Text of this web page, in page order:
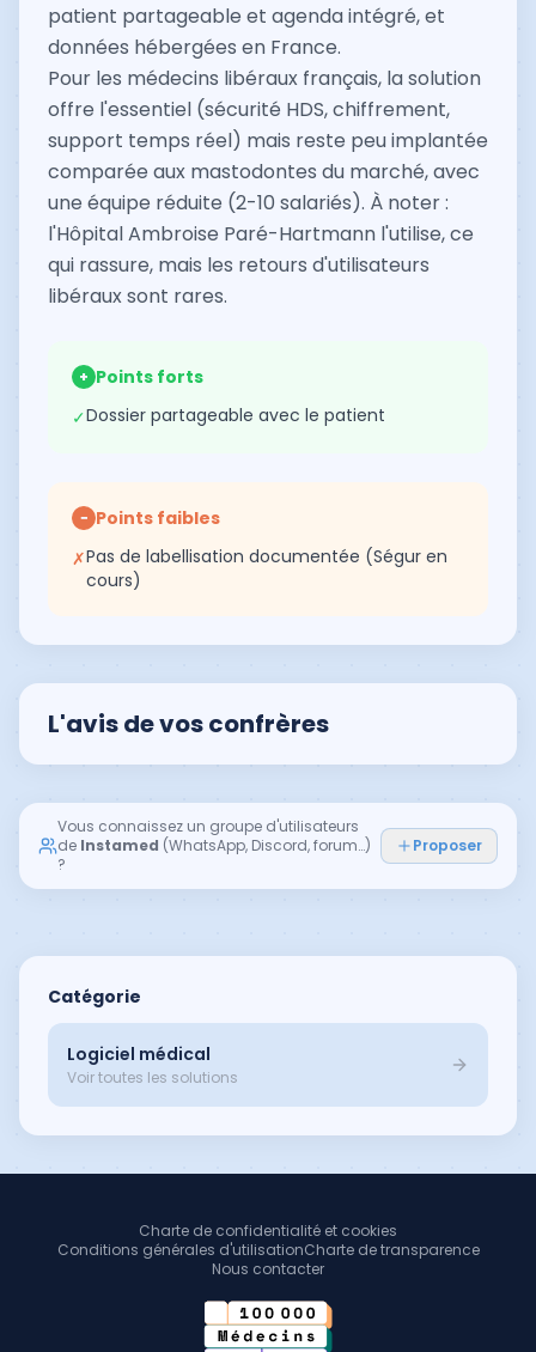
patient partageable et agenda intégré, et
données hébergées en France.
Pour les médecins libéraux français, la solution
offre l'essentiel (sécurité HDS, chiffrement,
support temps réel) mais reste peu implantée
comparée aux mastodontes du marché, avec
une équipe réduite (2-10 salariés). À noter :
l'Hôpital Ambroise Paré-Hartmann l'utilise, ce
qui rassure, mais les retours d'utilisateurs
libéraux sont rares.
+ Points forts
✓Dossier partageable avec le patient
− Points faibles
✗Pas de labellisation documentée (Ségur en
cours)
L'avis de vos confrères
Vous connaissez un groupe d'utilisateurs
de Instamed (WhatsApp, Discord, forum…)
?
Proposer
Catégorie
Logiciel médical
Voir toutes les solutions
Charte de confidentialité et cookies
Conditions générales d'utilisationCharte de transparence
Nous contacter